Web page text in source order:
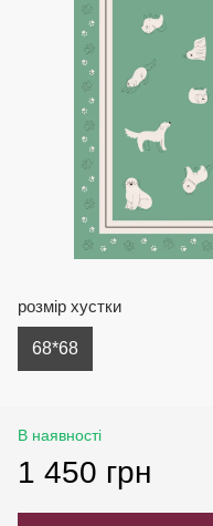
розмір хустки
68*68
В наявності
1 450 грн